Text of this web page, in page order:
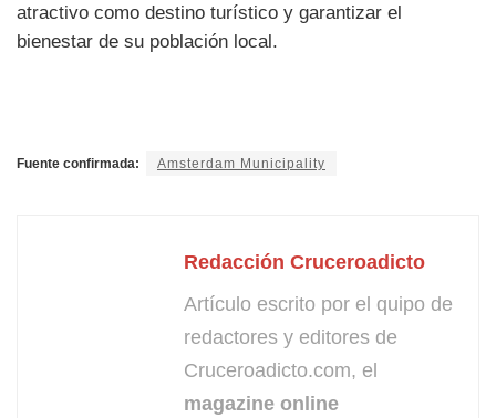
atractivo como destino turístico y garantizar el
bienestar de su población local.
Fuente confirmada: Amsterdam Municipality
Redacción Cruceroadicto
Artículo escrito por el quipo de
redactores y editores de
Cruceroadicto.com, el
magazine online